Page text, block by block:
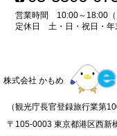
営業時間 10:00～18:00（
定休日 土・日・祝日・年
株式会社 かもめ
（観光庁長官登録旅行業第
〒105-0003 東京都港区西新